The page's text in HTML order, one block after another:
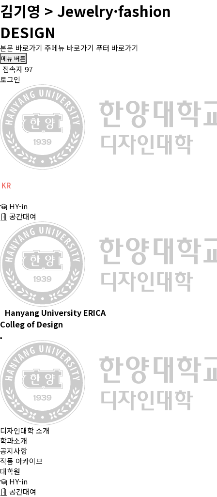
김기영 > Jewelry·fashion
DESIGN
본문 바로가기 주메뉴 바로가기 푸터 바로가기
메뉴 버튼
접속자 97
로그인
KR
CH
EN
HY-in
공간대여
Hanyang University ERICA
Colleg of Design
디자인대학 소개
학과소개
공지사항
작품 아카이브
대학원
HY-in
공간대여